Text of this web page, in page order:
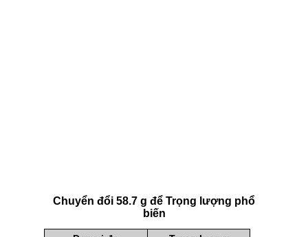
Chuyển đổi 58.7 g để Trọng lượng phổ
biến